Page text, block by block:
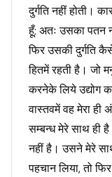
दुर्गति नहीं होती।
हूँ; अतः उसका पतन
फिर उसकी दुर्गति
हितमें रहती है। जो
करनेके लिये उद्योग
वास्तवमें वह मेरा
सम्बन्ध मेरे साथ ही
नहीं है। उसने मेरे
पहचान लिया, तो